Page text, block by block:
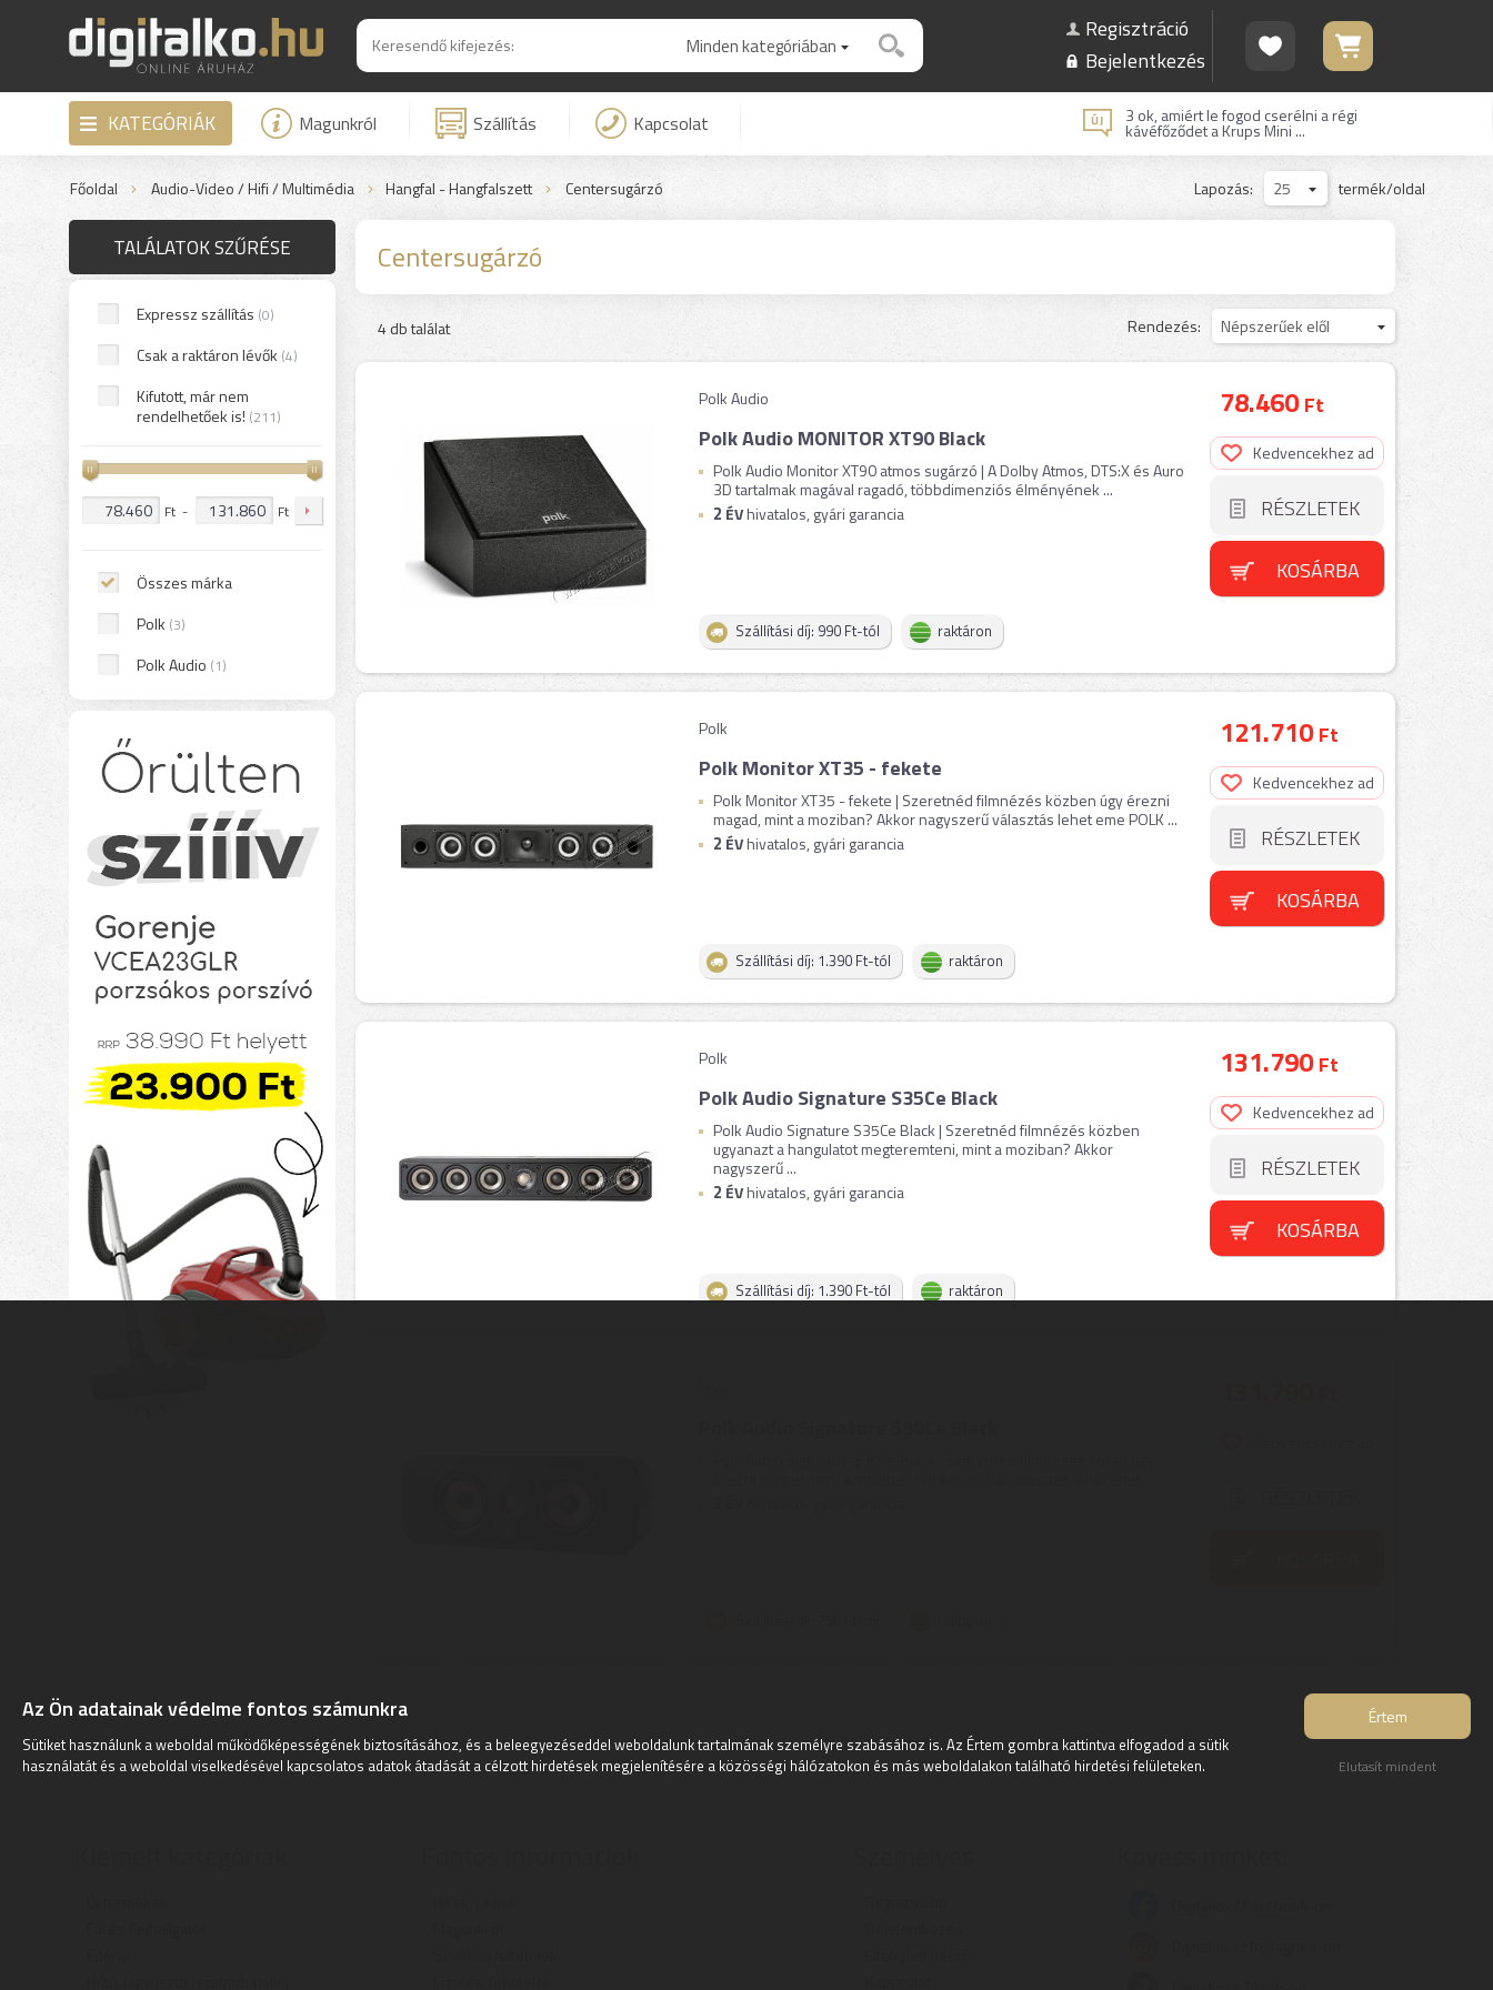
Minden kategóriában
Regisztráció
Bejelentkezés
KATEGÓRIÁK Magunkról Szállítás Kapcsolat 3 ok, amiért le fogod cserélni a régi
kávéfőződet a Krups Mini ...
Főoldal Audio-Video / Hifi / Multimédia Hangfal - Hangfalszett Centersugárzó termék/oldal
25
Lapozás:
TALÁLATOK SZŰRÉSE
Expressz szállítás (0)
Csak a raktáron lévők (4)
Kifutott, már nem
rendelhetőek is! (211)
Ft - Ft
Összes márka
Polk (3)
Polk Audio (1)
Centersugárzó
4 db találat Népszerűek elől
Rendezés:
Polk Audio
Polk Audio MONITOR XT90 Black
Polk Audio Monitor XT90 atmos sugárzó | A Dolby Atmos, DTS:X és Auro
3D tartalmak magával ragadó, többdimenziós élményének ...
2 ÉVhivatalos, gyári garancia
Szállítási díj: 990 Ft-tól raktáron
78.460Ft
Kedvencekhez ad
RÉSZLETEK
KOSÁRBA
Polk
Polk Monitor XT35 - fekete
Polk Monitor XT35 - fekete | Szeretnéd filmnézés közben úgy érezni
magad, mint a moziban? Akkor nagyszerű választás lehet eme POLK ...
2 ÉVhivatalos, gyári garancia
Szállítási díj: 1.390 Ft-tól raktáron
121.710Ft
Kedvencekhez ad
RÉSZLETEK
KOSÁRBA
Polk
Polk Audio Signature S35Ce Black
Polk Audio Signature S35Ce Black | Szeretnéd filmnézés közben
ugyanazt a hangulatot megteremteni, mint a moziban? Akkor
nagyszerű ...
2 ÉVhivatalos, gyári garancia
Szállítási díj: 1.390 Ft-tól raktáron
131.790Ft
Kedvencekhez ad
RÉSZLETEK
KOSÁRBA
Az Ön adatainak védelme fontos számunkra
Sütiket használunk a weboldal működőképességének biztosításához, és a beleegyezéseddel weboldalunk tartalmának személyre szabásához is. Az Értem gombra kattintva elfogadod a sütik
használatát és a weboldal viselkedésével kapcsolatos adatok átadását a célzott hirdetések megjelenítésére a közösségi hálózatokon és más weboldalakon található hirdetési felületeken.
Értem
Elutasít mindent